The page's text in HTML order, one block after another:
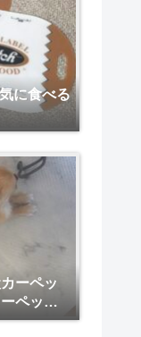
に食べる
ーペッ
ペット